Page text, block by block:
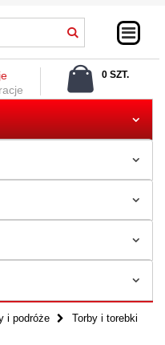
0 SZT.
i podróże
Torby i torebki